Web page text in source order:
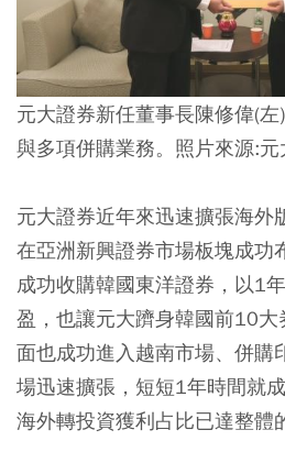
元大證券新任董事長陳修偉(
與多項併購業務。照片來源:
元大證券近年來迅速擴張海外
在亞洲新興證券市場板塊成功
成功收購韓國東洋證券，以1
盈，也讓元大躋身韓國前10
面也成功進入越南市場、併購
場迅速擴張，短短1年時間就
海外轉投資獲利占比已達整體